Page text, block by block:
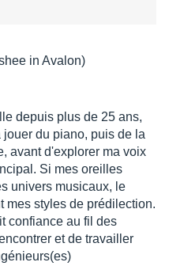
in Avalon)
depuis plus de 25 ans,
du piano, puis de la
avant d'explorer ma voix
Si mes oreilles
univers musicaux, le
mes styles de prédilection.
confiance au fil des
et de travailler